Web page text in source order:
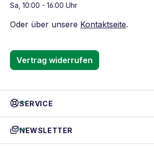
Sa, 10:00 - 16:00 Uhr
Oder über unsere Kontaktseite.
Vertrag widerrufen
SERVICE
NEWSLETTER